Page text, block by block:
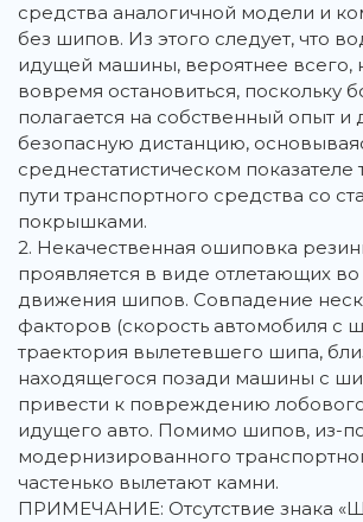
средства аналогичной модели и
без шипов. Из этого следует, что
идущей машины, вероятнее всего,
вовремя остановиться, поскольку
полагается на собственный опыт и
безопасную дистанцию,
среднестатистическом показателе
пути транспортного средства со
покрышками.
2. Некачественная ошиповка
проявляется в виде отлетающих
движения шипов. Совпадение
факторов (скорость автомобиля с
траектория вылетевшего шипа,
находящегося позади машины с
привести к повреждению
идущего авто. Помимо шипов, из-
модернизированного
частенько вылетают камни.
ПРИМЕЧАНИЕ: Отсутствие знака